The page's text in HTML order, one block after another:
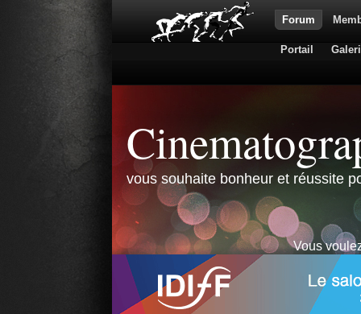
Forum
Portail
vous souhaite bonheur et réussite
Vous